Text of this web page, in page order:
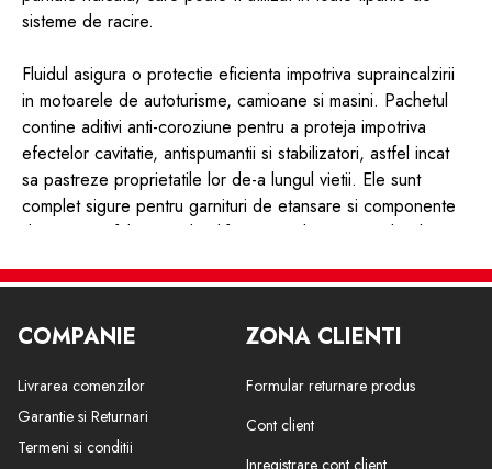
sisteme de racire.
Fluidul asigura o protectie eficienta impotriva supraincalzirii
in motoarele de autoturisme, camioane si masini. Pachetul
contine aditivi anti-coroziune pentru a proteja impotriva
efectelor cavitatie, antispumantii si stabilizatori, astfel incat
sa pastreze proprietatile lor de-a lungul vietii. Ele sunt
complet sigure pentru garnituri de etansare si componente
de motoare fabricate din diferite metale si materiale plastice.
Cod producator : BORYGO NEW 5L
COMPANIE
Livrarea comenzilor
Garantie si Returnari
Termeni si conditii
ZONA CLIENTI
Formular returnare produs
Cont client